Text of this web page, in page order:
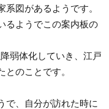
系図があるようです。
るようでこの案内板の
弱体化していき、江戸
のことです。
で、自分が訪れた時に